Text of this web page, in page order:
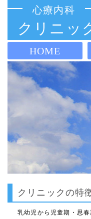
心療内科
クリニッ
HOME
クリニックの特
乳幼児から児童期・思